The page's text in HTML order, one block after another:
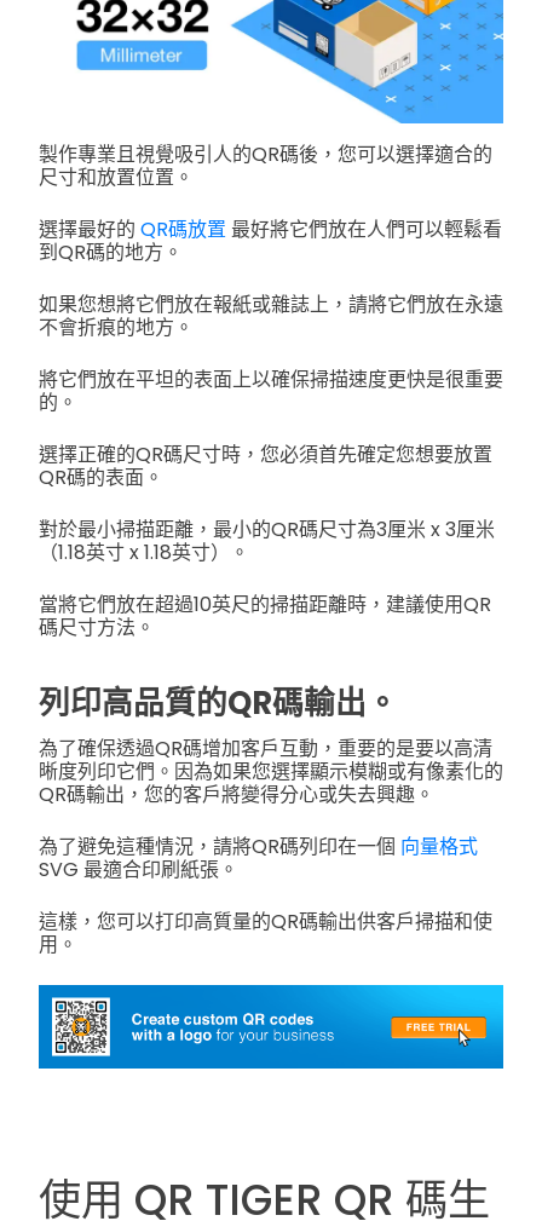
製作專業且視覺吸引人的QR碼後，您可以選擇適合的
尺寸和放置位置。
選擇最好的 QR碼放置最好將它們放在人們可以輕鬆看
到QR碼的地方。
如果您想將它們放在報紙或雜誌上，請將它們放在永遠
不會折痕的地方。
將它們放在平坦的表面上以確保掃描速度更快是很重要
的。
選擇正確的QR碼尺寸時，您必須首先確定您想要放置
QR碼的表面。
對於最小掃描距離，最小的QR碼尺寸為3厘米 x 3厘米
（1.18英寸 x 1.18英寸）。
當將它們放在超過10英尺的掃描距離時，建議使用QR
碼尺寸方法。
列印高品質的QR碼輸出。
為了確保透過QR碼增加客戶互動，重要的是要以高清
晰度列印它們。因為如果您選擇顯示模糊或有像素化的
QR碼輸出，您的客戶將變得分心或失去興趣。
為了避免這種情況，請將QR碼列印在一個 向量格式
SVG 最適合印刷紙張。
這樣，您可以打印高質量的QR碼輸出供客戶掃描和使
用。
使用 QR TIGER QR 碼生